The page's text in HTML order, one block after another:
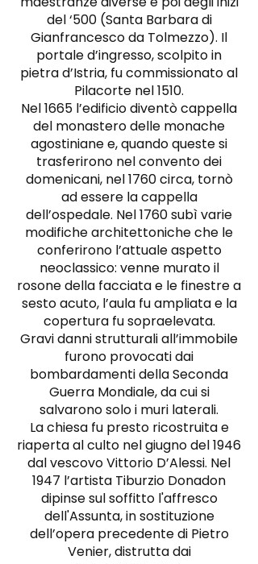
del ‘500 (Santa Barbara di
Gianfrancesco da Tolmezzo). Il
portale d’ingresso, scolpito in
pietra d’Istria, fu commissionato al
Pilacorte nel 1510.
Nel 1665 l’edificio diventò cappella
del monastero delle monache
agostiniane e, quando queste si
trasferirono nel convento dei
domenicani, nel 1760 circa, tornò
ad essere la cappella
dell’ospedale. Nel 1760 subì varie
modifiche architettoniche che le
conferirono l’attuale aspetto
neoclassico: venne murato il
rosone della facciata e le finestre a
sesto acuto, l’aula fu ampliata e la
copertura fu sopraelevata.
Gravi danni strutturali all’immobile
furono provocati dai
bombardamenti della Seconda
Guerra Mondiale, da cui si
salvarono solo i muri laterali.
La chiesa fu presto ricostruita e
riaperta al culto nel giugno del 1946
dal vescovo Vittorio D’Alessi. Nel
1947 l’artista Tiburzio Donadon
dipinse sul soffitto l'affresco
dell'Assunta, in sostituzione
dell’opera precedente di Pietro
Venier, distrutta dai